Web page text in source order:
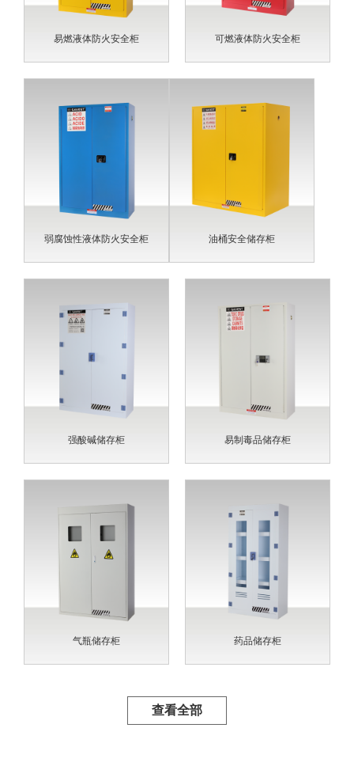
易燃液体防火安全柜 可燃液体防火安全柜
弱腐蚀性液体防火安全柜 油桶安全储存柜
强酸碱储存柜 易制毒品储存柜
气瓶储存柜 药品储存柜
查看全部